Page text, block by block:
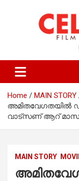
celluloid
Home
MAIN STORY
അമിതവേഗതയിൽ
വാട്‌സണ് ആറ്
MAIN STORY